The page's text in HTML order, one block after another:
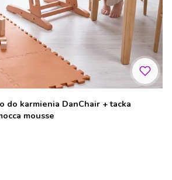
do karmienia DanChair + tacka
mousse